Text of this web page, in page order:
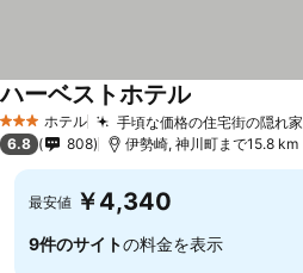
3 ホテルのランク
ホテル 手頃な価格の住宅街の隠れ家
ハーベストホテル
6.8 808 伊勢崎, 神川町まで15.8 km
最安値 ￥4,340
9件のサイトの料金を表示